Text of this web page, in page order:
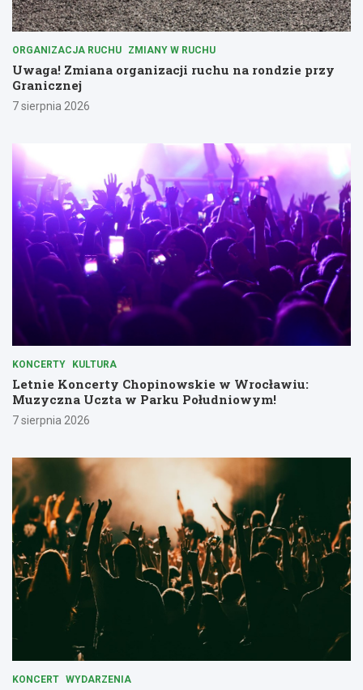
ORGANIZACJA RUCHU ZMIANY W RUCHU
Uwaga! Zmiana organizacji ruchu na rondzie przy
Granicznej
7 sierpnia 2026
KONCERTY KULTURA
Letnie Koncerty Chopinowskie w Wrocławiu:
Muzyczna Uczta w Parku Południowym!
7 sierpnia 2026
KONCERT WYDARZENIA